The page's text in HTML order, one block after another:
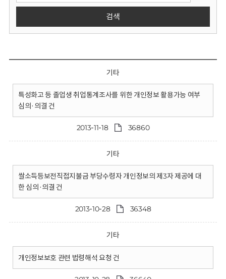
검색
기타
특성화고 등 졸업생 취업통계조사를 위한 개인정보 활용가능 여부
심의·의결 건
2013-11-18 36860
기타
쌀소득등보전직접지불금 부당수령자 개인정보의 제3자 제공에 대
한 심의·의결 건
2013-10-28 36348
기타
개인정보보호 관련 법령해석 요청 건